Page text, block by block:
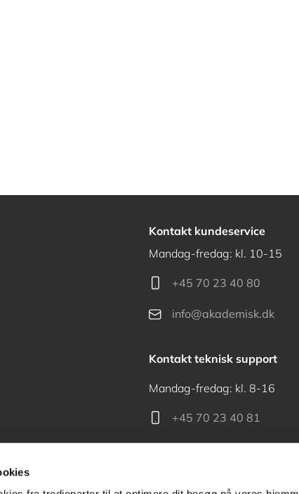
Kontakt kundeservice
Mandag-fredag: kl. 10-15
+45 70 23 40 80
info@akademisk.dk
Kontakt teknisk support
Mandag-fredag: kl. 8-16
+45 70 23 40 81